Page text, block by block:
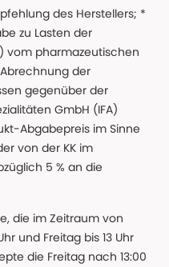
des Herstellers; *
zu Lasten der
vom pharmazeutischen
der
gegenüber der
GmbH (IFA)
Abgabepreis im Sinne
von der KK im
5 % an die
die im Zeitraum von
und Freitag bis 13 Uhr
die Freitag nach 13:00